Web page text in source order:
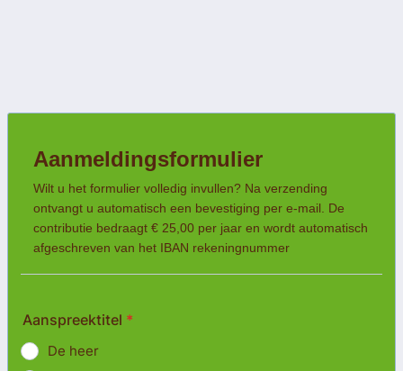
Aanmeldingsformulier
Wilt u het formulier volledig invullen? Na verzending
ontvangt u automatisch een bevestiging per e-mail. De
contributie bedraagt ​​€ 25,00 per jaar en wordt automatisch
afgeschreven van het IBAN rekeningnummer
Aanspreektitel *
De heer